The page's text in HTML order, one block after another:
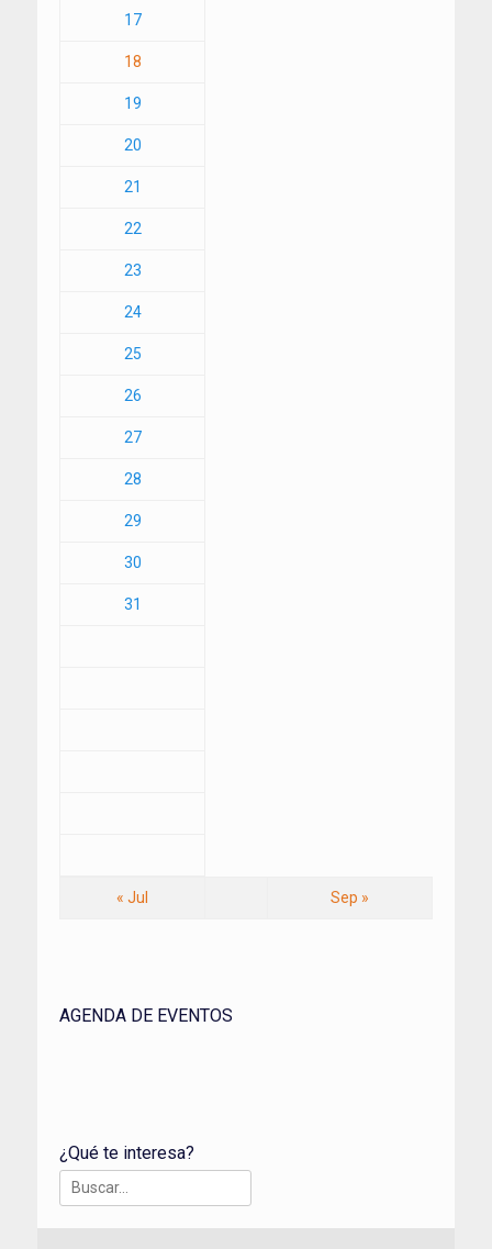
17
18
19
20
21
22
23
24
25
26
27
28
29
30
31
« Jul Sep »
AGENDA DE EVENTOS
¿Qué te interesa?
Buscar: